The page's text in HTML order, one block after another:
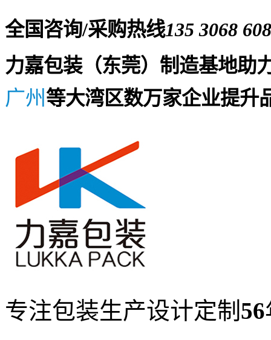
全国咨询/采购热线135 3068
力嘉包装（东莞）制造基地助
广州等大湾区数万家企业提升
专注包装生产设计定制 56